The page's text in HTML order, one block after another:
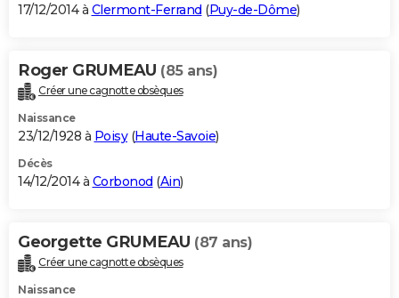
17/12/2014 à Clermont-Ferrand (Puy-de-Dôme)
Roger GRUMEAU (85 ans)
Créer une cagnotte obsèques
Naissance
23/12/1928 à Poisy(Haute-Savoie)
Décès
14/12/2014 à Corbonod (Ain)
Georgette GRUMEAU (87 ans)
Créer une cagnotte obsèques
Naissance